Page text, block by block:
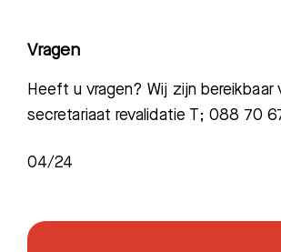
Vragen
Heeft u vragen? Wij zijn bereikbaar
secretariaat revalidatie T; 088 70
04/24